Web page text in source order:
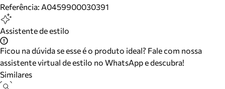
Referência: A0459900030391
Assistente de estilo
Ficou na dúvida se esse é o produto ideal? Fale com nossa
assistente virtual de estilo no WhatsApp e descubra!
Similares